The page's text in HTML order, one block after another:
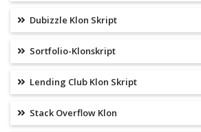
Dubizzle Klon Skript
Sortfolio-Klonskript
Lending Club Klon Skript
Stack Overflow Klon